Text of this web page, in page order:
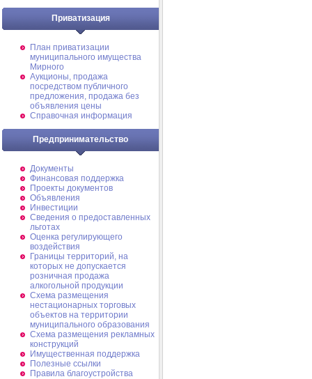
Приватизация
План приватизации
муниципального имущества
Мирного
Аукционы, продажа
посредством публичного
предложения, продажа без
объявления цены
Справочная информация
Предпринимательство
Документы
Финансовая поддержка
Проекты документов
Объявления
Инвестиции
Сведения о предоставленных
льготах
Оценка регулирующего
воздействия
Границы территорий, на
которых не допускается
розничная продажа
алкогольной продукции
Схема размещения
нестационарных торговых
объектов на территории
муниципального образования
Схема размещения рекламных
конструкций
Имущественная поддержка
Полезные ссылки
Правила благоустройства